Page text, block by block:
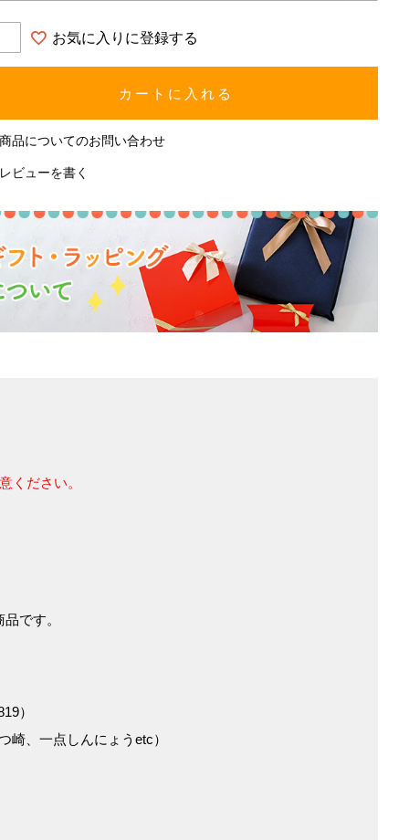
お気に入りに登録する
カートに入れる
品についてのお問い合わせ
ビューを書く
ください。
です。
）
、一点しんにょうetc）